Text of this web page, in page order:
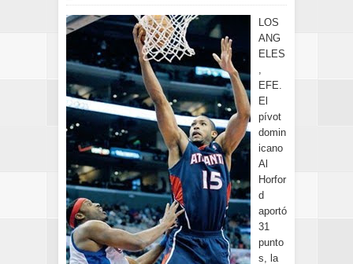
LOS
ANG
ELES
,
EFE.
El
pívot
domin
icano
Al
Horfor
d
aportó
31
punto
s, la